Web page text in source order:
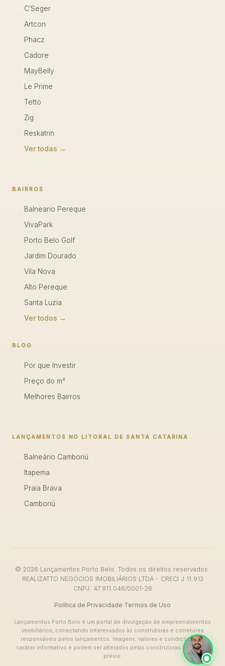
C’Seger
Artcon
Phacz
Cadore
MayBelly
Le Prime
Tetto
Zig
Reskatrin
Ver todas →
BAIRROS
Balneario Pereque
VivaPark
Porto Belo Golf
Jardim Dourado
Vila Nova
Alto Pereque
Santa Luzia
Ver todos →
BLOG
Por que Investir
Preço do m²
Melhores Bairros
LANÇAMENTOS NO LITORAL DE SANTA CATARINA
Balneário Camboriú
Itapema
Praia Brava
Camboriú
© 2026 Lançamentos Porto Belo. Todos os direitos reservados.
· REALIZATTO NEGÓCIOS IMOBILIÁRIOS LTDA - CRECI J 11.913 ·
CNPJ: 47.911.046/0001-26
Política de Privacidade·Termos de Uso
Lançamentos Porto Belo é um portal de divulgação de empreendimentos
imobiliários, conectando interessados às construtoras e corretores
responsáveis pelos lançamentos. Imagens, valores e condições têm
caráter informativo e podem ser alterados pelas construtoras sem aviso
prévio.